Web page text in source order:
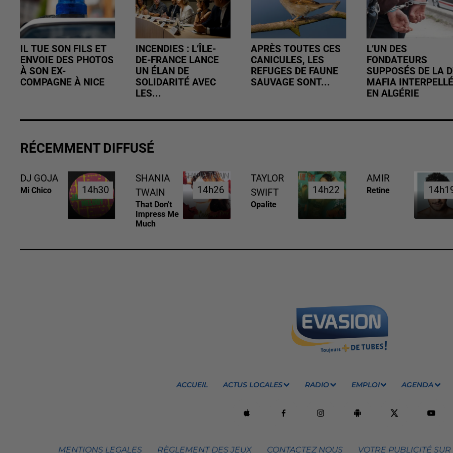
IL TUE SON FILS ET
ENVOIE DES PHOTOS
À SON EX-
COMPAGNE À NICE
INCENDIES : L’ÎLE-
DE-FRANCE LANCE
UN ÉLAN DE
SOLIDARITÉ AVEC
LES...
APRÈS TOUTES CES
CANICULES, LES
REFUGES DE FAUNE
SAUVAGE SONT...
L’UN DES
FONDATEURS
SUPPOSÉS DE LA
MAFIA INTERPELLÉ
EN ALGÉRIE
RÉCEMMENT DIFFUSÉ
DJ GOJA
Mi Chico 14h30
14h30
SHANIA
TWAIN
That Don't
Impress Me
Much
14h26
14h26
TAYLOR
SWIFT
Opalite
14h22
14h22
AMIR
Retine
ACCUEIL ACTUS LOCALES RADIO EMPLOI AGENDA
MENTIONS LEGALES RÈGLEMENT DES JEUX CONTACTEZ NOUS VOTRE PUBLICITÉ